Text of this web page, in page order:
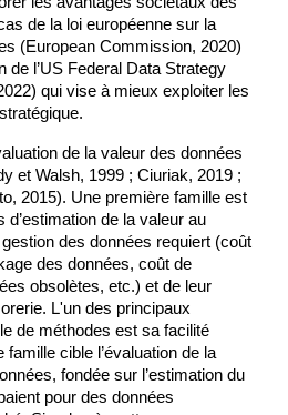
de la loi européenne sur la
(European Commission, 2020)
de l’US Federal Data Strategy
qui vise à mieux exploiter les
de la valeur des données
et Walsh, 1999 ; Ciuriak, 2019 ;
2015). Une première famille est
de la valeur au
des données requiert (coût
des données, coût de
obsolètes, etc.) et de leur
L'un des principaux
de méthodes est sa facilité
famille cible l’évaluation de la
fondée sur l’estimation du
pour des données